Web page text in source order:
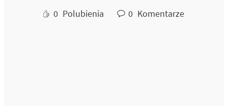
0 Polubienia 0 Komentarze